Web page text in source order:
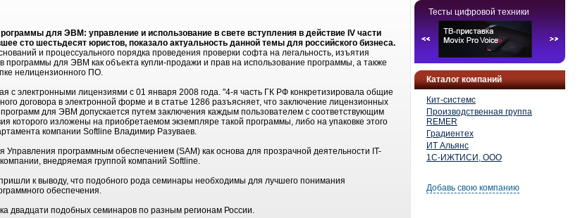
Тесты цифровой техники
Каталог компаний
Кит-системс
Производственная группа
REMER
Градиентех
ИТ Альянс
1С-ИЖТИСИ, ООО
Добавь свою компанию
для ЭВМ: управление и использование в свете вступления в действие IV части
сто шестьдесят юристов, показало актуальность данной темы для российского бизнеса.
и процессуального порядка проведения проверки софта на легальность, изъятия
программы для ЭВМ как объекта купли-продажи и прав на использование программы, а также
нелицензионного ПО.
с электронными лицензиями с 01 января 2008 года. "4-я часть ГК РФ конкретизировала общие
договора в электронной форме и в статье 1286 разъясняет, что заключение лицензионных
для ЭВМ допускается путем заключения каждым пользователем с соответствующим
которого изложены на приобретаемом экземпляре такой программы, либо на упаковке этого
компании Softline Владимир Разуваев.
программным обеспечением (SAM) как основа для прозрачной деятельности IT-
внедряемая группой компаний Softline.
к выводу, что подобного рода семинары необходимы для лучшего понимания
обеспечения.
двадцати подобных семинаров по разным регионам России.